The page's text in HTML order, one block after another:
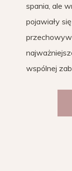
spania, ale
pojawiały
wspólnej